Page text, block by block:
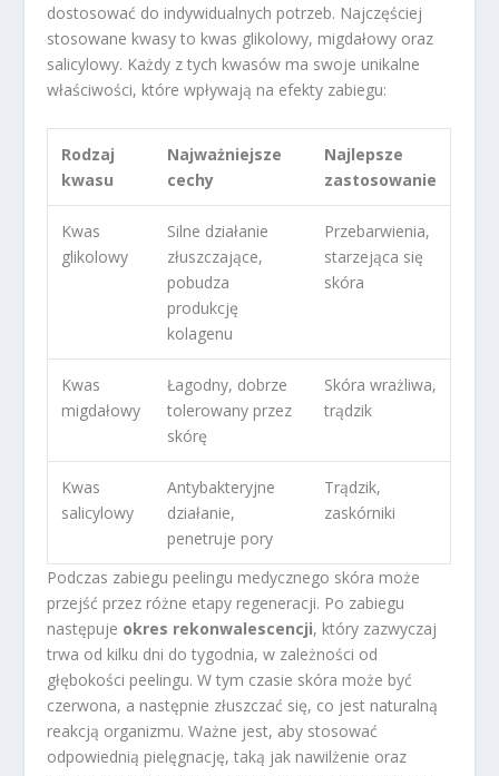
dostosować do indywidualnych potrzeb. Najczęściej
stosowane kwasy to kwas glikolowy, migdałowy oraz
salicylowy. Każdy z tych kwasów ma swoje unikalne
właściwości, które wpływają na efekty zabiegu:
Rodzaj
kwasu
Najważniejsze
cechy
Najlepsze
zastosowanie
Kwas
glikolowy
Silne działanie
złuszczające,
pobudza
produkcję
kolagenu
Przebarwienia,
starzejąca się
skóra
Kwas
migdałowy
Łagodny, dobrze
tolerowany przez
skórę
Skóra wrażliwa,
trądzik
Kwas
salicylowy
Antybakteryjne
działanie,
penetruje pory
Trądzik,
zaskórniki
Podczas zabiegu peelingu medycznego skóra może
przejść przez różne etapy regeneracji. Po zabiegu
następuje okres rekonwalescencji, który zazwyczaj
trwa od kilku dni do tygodnia, w zależności od
głębokości peelingu. W tym czasie skóra może być
czerwona, a następnie złuszczać się, co jest naturalną
reakcją organizmu. Ważne jest, aby stosować
odpowiednią pielęgnację, taką jak nawilżenie oraz